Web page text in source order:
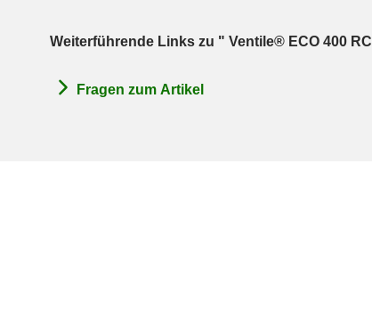
Weiterführende Links zu " Ventile® ECO 400
Fragen zum Artikel